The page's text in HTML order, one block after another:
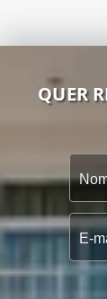
QUER